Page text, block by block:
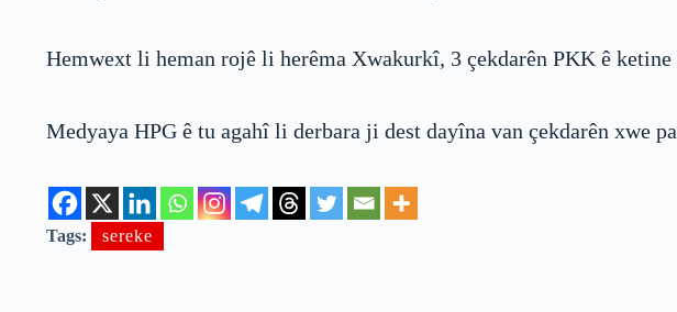
Hemwext li heman rojê li herêma Xwakurkî, 3 çekdarên PKK ê
Medyaya HPG ê tu agahî li derbara ji dest dayîna van çekdarên xwe
Tags: sereke